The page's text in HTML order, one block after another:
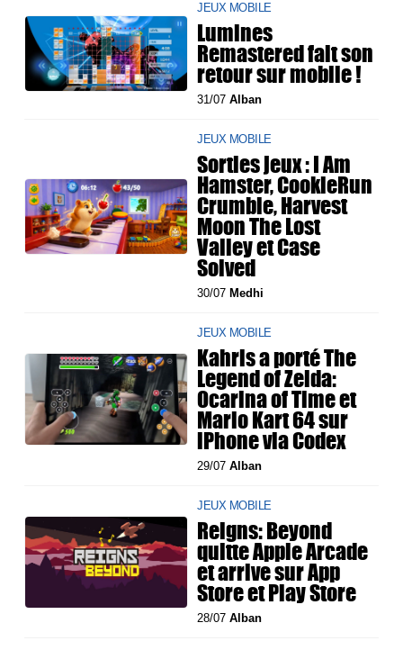
JEUX MOBILE
Lumines
Remastered fait son
retour sur mobile !
31/07Alban
JEUX MOBILE
Sorties jeux : I Am
Hamster, CookieRun
Crumble, Harvest
Moon The Lost
Valley et Case
Solved
30/07 Medhi
JEUX MOBILE
Kahris a porté The
Legend of Zelda:
Ocarina of Time et
Mario Kart 64 sur
iPhone via Codex
29/07Alban
JEUX MOBILE
Reigns: Beyond
quitte Apple Arcade
et arrive sur App
Store et Play Store
28/07Alban